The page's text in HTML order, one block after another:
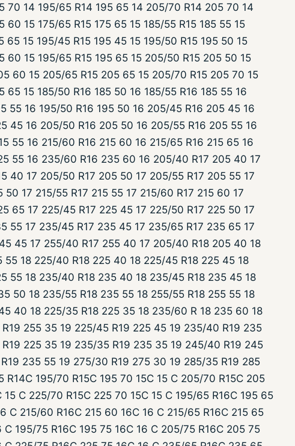
70 14 195/65 R14 195 65 14 205/70 R14 205 70 14
60 15 175/65 R15 175 65 15 185/55 R15 185 55 15
65 15 195/45 R15 195 45 15 195/50 R15 195 50 15
60 15 195/65 R15 195 65 15 205/50 R15 205 50 15
60 15 205/65 R15 205 65 15 205/70 R15 205 70 15
65 15 185/50 R16 185 50 16 185/55 R16 185 55 16
55 16 195/50 R16 195 50 16 205/45 R16 205 45 16
45 16 205/50 R16 205 50 16 205/55 R16 205 55 16
55 16 215/60 R16 215 60 16 215/65 R16 215 65 16
55 16 235/60 R16 235 60 16 205/40 R17 205 40 17
40 17 205/50 R17 205 50 17 205/55 R17 205 55 17
50 17 215/55 R17 215 55 17 215/60 R17 215 60 17
65 17 225/45 R17 225 45 17 225/50 R17 225 50 17
55 17 235/45 R17 235 45 17 235/65 R17 235 65 17
45 17 255/40 R17 255 40 17 205/40 R18 205 40 18
55 18 225/40 R18 225 40 18 225/45 R18 225 45 18
55 18 235/40 R18 235 40 18 235/45 R18 235 45 18
50 18 235/55 R18 235 55 18 255/55 R18 255 55 18
40 18 225/35 R18 225 35 18 235/60 R 18 235 60 18
255 35 19 225/45 R19 225 45 19 235/40 R19 235
225 35 19 235/35 R19 235 35 19 245/40 R19 245
235 55 19 275/30 R19 275 30 19 285/35 R19 285
R14C 195/70 R15C 195 70 15C 15 C 205/70 R15C 205
15 C 225/70 R15C 225 70 15C 15 C 195/65 R16C 195 65
C 215/60 R16C 215 60 16C 16 C 215/65 R16C 215 65
C 195/75 R16C 195 75 16C 16 C 205/75 R16C 205 75